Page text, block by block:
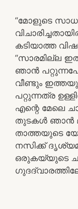
“മോളുടെ
കടിയാത്ത
“സാരമില്ല
ഞാൻ
വീണ്ടും
പറ്റുന്നത്ര
എന്റെ മേലെ
തുടകൾ ഞാൻ
താത്തയുടെ
നസിക്ക്
ഒരുകയ്യുടെ